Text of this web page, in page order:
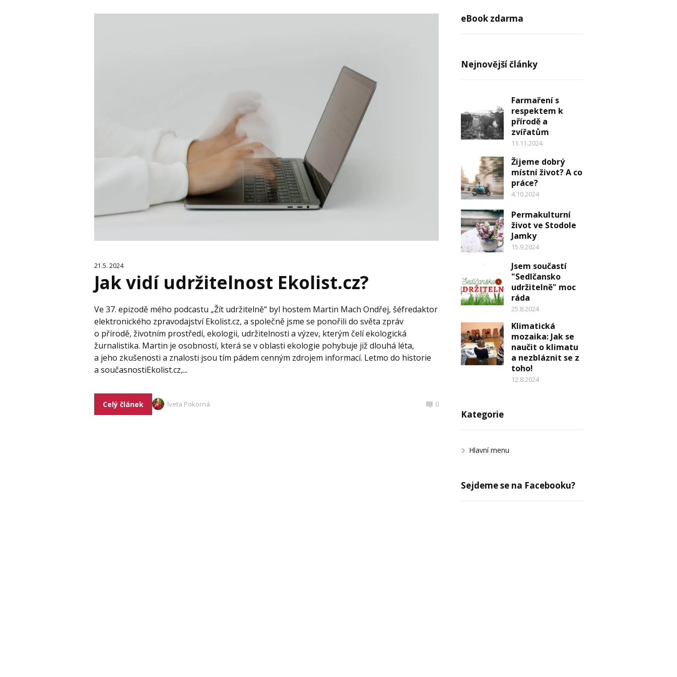
21.5. 2024
Jak vidí udržitelnost Ekolist.cz?
Ve 37. epizodě mého podcastu „Žít udržitelně“ byl hostem Martin Mach Ondřej, šéfredaktor
elektronického zpravodajství Ekolist.cz, a společně jsme se ponořili do světa zpráv
o přírodě, životním prostředí, ekologii, udržitelnosti a výzev, kterým čelí ekologická
žurnalistika. Martin je osobností, která se v oblasti ekologie pohybuje již dlouhá léta,
a jeho zkušenosti a znalosti jsou tím pádem cenným zdrojem informací. Letmo do historie
a současnostiEkolist.cz,...
Celý článek Iveta Pokorná 0
eBook zdarma
Nejnovější články
Farmaření s
respektem k
přírodě a
zvířatům
11.11.2024
Žijeme dobrý
místní život? A co
práce?
4.10.2024
Permakulturní
život ve Stodole
Jamky
15.9.2024
Jsem součastí
"Sedlčansko
udržitelně" moc
ráda
25.8.2024
Klimatická
mozaika: Jak se
naučit o klimatu
a nezbláznit se z
toho!
12.8.2024
Kategorie
Hlavní menu
Sejdeme se na Facebooku?